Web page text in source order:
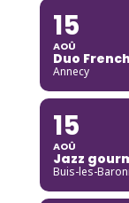
15
AOÛ
Duo
Annecy
15
AOÛ
Jazz
Buis-les-